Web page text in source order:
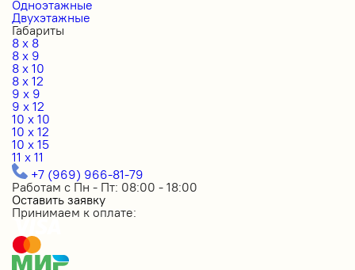
Одноэтажные
Двухэтажные
Габариты
8 x 8
8 x 9
8 x 10
8 x 12
9 x 9
9 x 12
10 x 10
10 x 12
10 x 15
11 x 11
+7 (969) 966-81-79
Работам с Пн - Пт: 08:00 - 18:00
Оставить заявку
Принимаем к оплате: